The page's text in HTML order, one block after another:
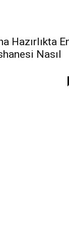
Hazırlıkta
Nasıl